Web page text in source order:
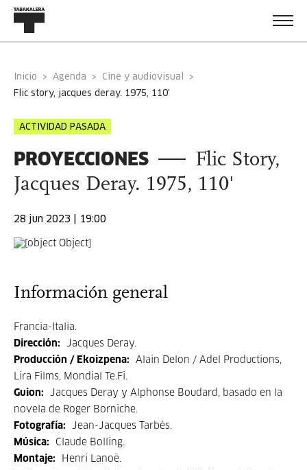
Inicio Agenda
Cine y audiovisual
flic story, jacques deray. 1975, 110'
ACTIVIDAD PASADA
PROYECCIONES
Flic Story,
Jacques Deray. 1975, 110'
28 jun 2023 | 19:00
Información general
Francia-Italia.
Dirección:
Jacques Deray.
Producción / Ekoizpena:
Alain Delon / Adel Productions,
Lira Films, Mondial Te.Fi.
Guion:
Jacques Deray y Alphonse Boudard, basado en la
novela de Roger Borniche.
Fotografía:
Jean-Jacques Tarbès.
Música:
Claude Bolling.
Montaje:
Henri Lanoë.